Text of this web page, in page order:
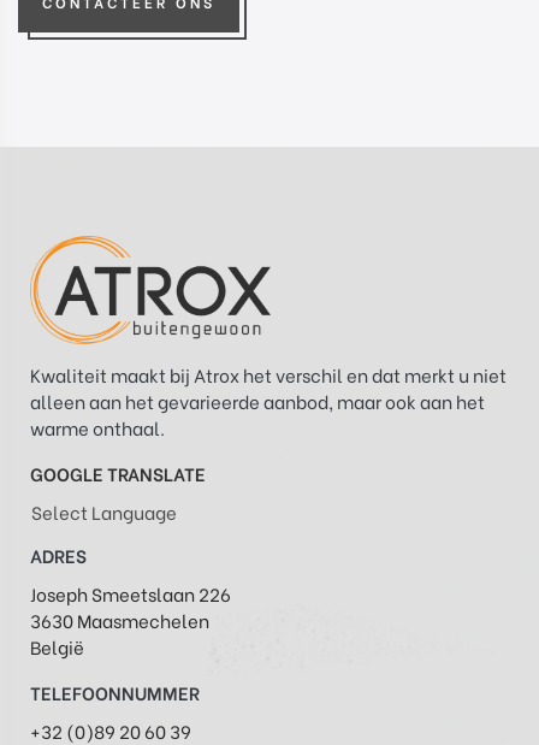
Kwaliteit maakt bij Atrox het verschil en dat merkt u niet
alleen aan het gevarieerde aanbod, maar ook aan het
warme onthaal.
GOOGLE TRANSLATE
Select Language
ADRES
Joseph Smeetslaan 226
3630 Maasmechelen
België
TELEFOONNUMMER
+32 (0)89 20 60 39